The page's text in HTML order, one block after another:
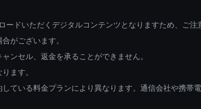
ドいただくデジタルコンテンツとなりますため、ご注
がございます。
ンセル、返金を承ることができません。
ます。
ている料金プランにより異なります。通信会社や携帯